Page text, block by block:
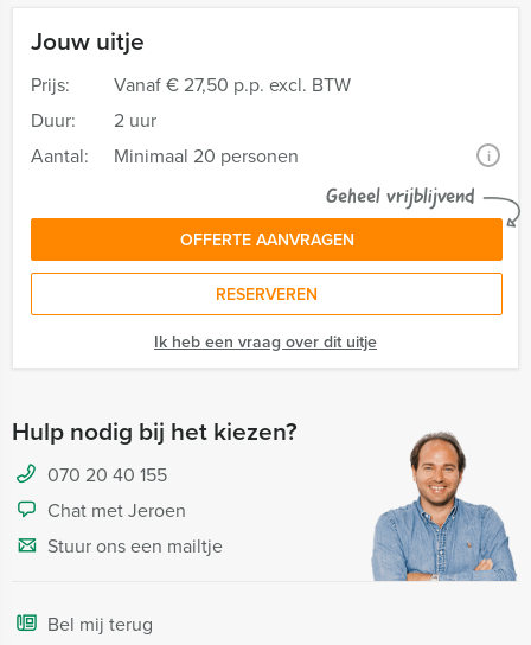
Jouw uitje
Prijs: Vanaf€ 27,50 p.p. excl. BTW
Duur:
2 uur
Aantal:
Minimaal 20 personen i
Geheel vrijblijvend
OFFERTE AANVRAGEN
RESERVEREN
Ik heb een vraag over dit uitje
Hulp nodig bij het kiezen?
070 20 40 155
Chat met Jeroen
Stuur ons een mailtje
Bel mij terug